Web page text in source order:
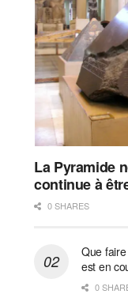
La Pyramide
continue à
0 SHARES
Que
est en
0